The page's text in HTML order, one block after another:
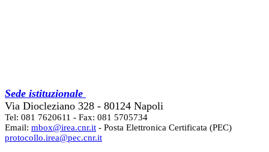
Sede istituzionale
Via Diocleziano 328 - 80124 Napoli
Tel: 081 7620611 - Fax: 081 5705734
Email: mbox@irea.cnr.it - Posta Elettronica Certificata (PEC)
protocollo.irea@pec.cnr.it